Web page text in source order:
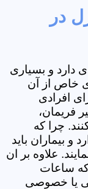
در
دارد و بسیاری
خاص از آن
افرادی
فریمان،
چرا که
و بیماران باید
علاوه بر ان
که ساعات
یا خصوصی